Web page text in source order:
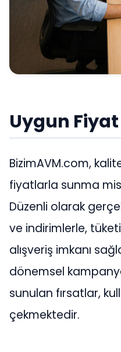
Uygun
BizimAVM.com,
fiyatlarla sunma
Düzenli olarak
ve indirimlerle,
alışveriş imkanı
dönemsel
sunulan fırsatlar,
çekmektedir.